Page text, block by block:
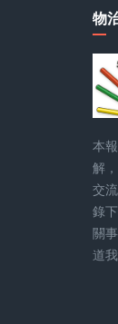
物
本
解
交
錄
關
道